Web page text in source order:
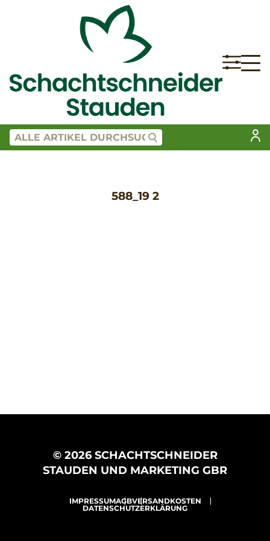
588_19 2
© 2026 SCHACHTSCHNEIDER
STAUDEN UND MARKETING GBR
IMPRESSUMAGBVERSANDKOSTEN
DATENSCHUTZERKLÄRUNG